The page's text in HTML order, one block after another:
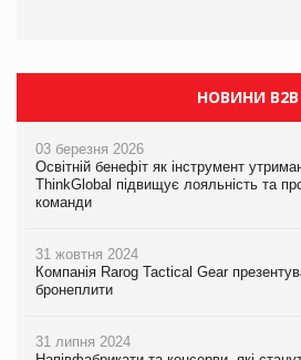
НОВИНИ B2B
03 березня 2026
Освітній бенефіт як інструмент
ThinkGlobal підвищує лояльність та
команди
31 жовтня 2024
Компанія Rarog Tactical Gear
бронеплити
31 липня 2024